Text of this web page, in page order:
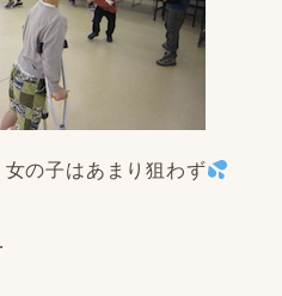
の子はあまり狙わず